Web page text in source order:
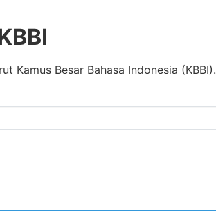
Kamus Besar Bahasa Indonesia (KBBI).